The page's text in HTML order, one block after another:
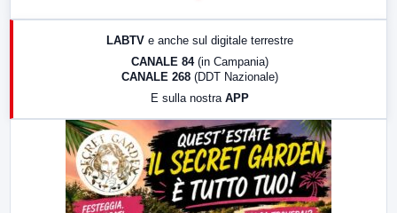
17:00 LabNews (replica)
LabNews (replica)
LABTV e anche sul digitale terrestre
CANALE 84 (in Campania)
CANALE 268 (DDT Nazionale)
E sulla nostra APP